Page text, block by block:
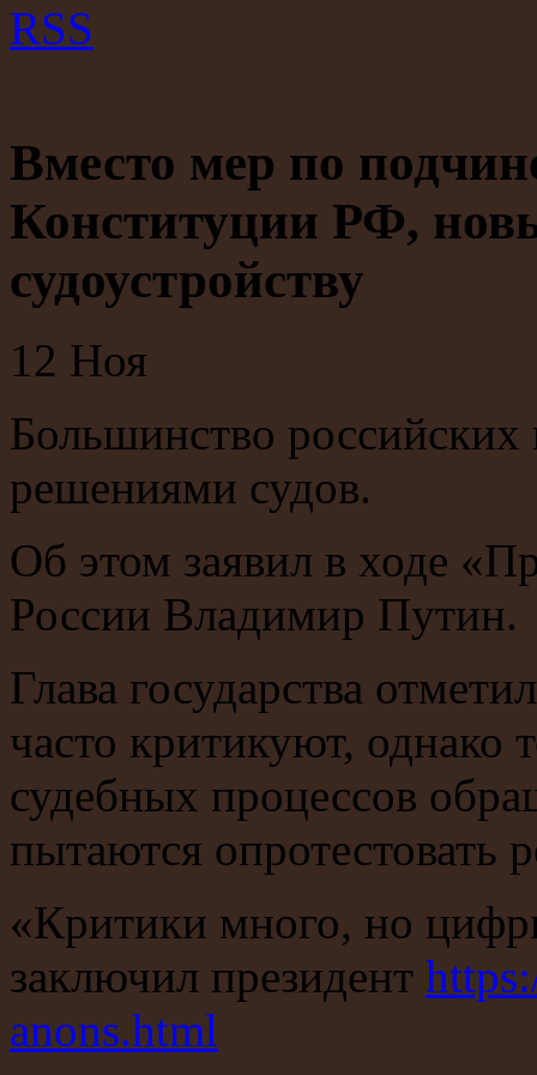
RSS
Вместо мер по
Конституции РФ,
судоустройству
12 Ноя
Большинство
решениями судов.
Об этом заявил в ходе
России Владимир Путин.
Глава государства
часто критикуют, однако
судебных процессов
пытаются опротестовать
«Критики много, но
заключил президент
anons.html